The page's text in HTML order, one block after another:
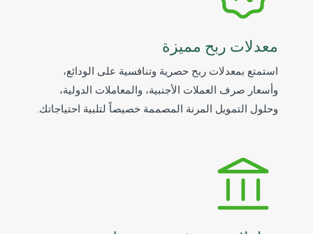
معدلات ربح مميزة
استمتع بمعدلات ربح حصرية وتنافسية على الودائع،
وأسعار صرف العملات الأجنبية، والمعاملات الدولية،
وحلول التمويل المرنة المصممة خصيصاً لتلبية احتياجاتك.